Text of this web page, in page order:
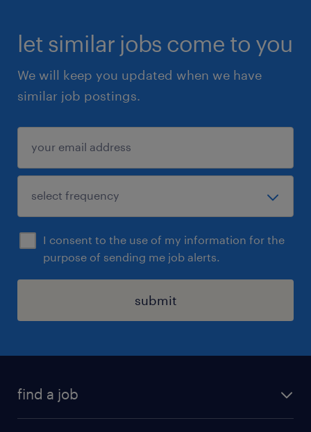
let similar jobs come to you
We will keep you updated when we have
similar job postings.
I consent to the use of my information for the
purpose of sending me job alerts.
submit
find a job